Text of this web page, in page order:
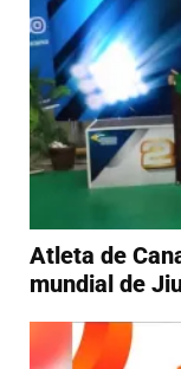
Atleta de
mundial de